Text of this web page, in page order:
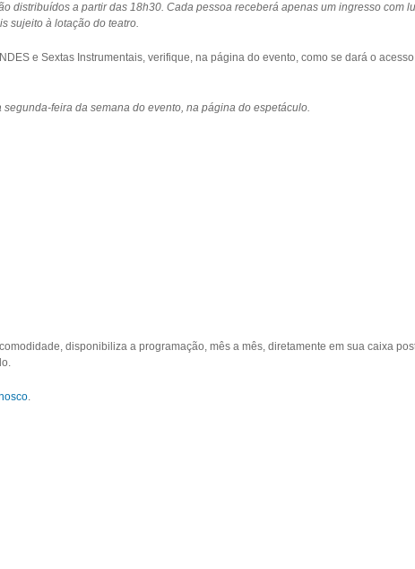
distribuídos a partir das 18h30. Cada pessoa receberá apenas um ingresso com
sujeito à lotação do teatro.
e Sextas Instrumentais, verifique, na página do evento, como se dará o
feira da semana do evento, na página do espetáculo.
disponibiliza a programação, mês a mês, diretamente em sua caixa
.